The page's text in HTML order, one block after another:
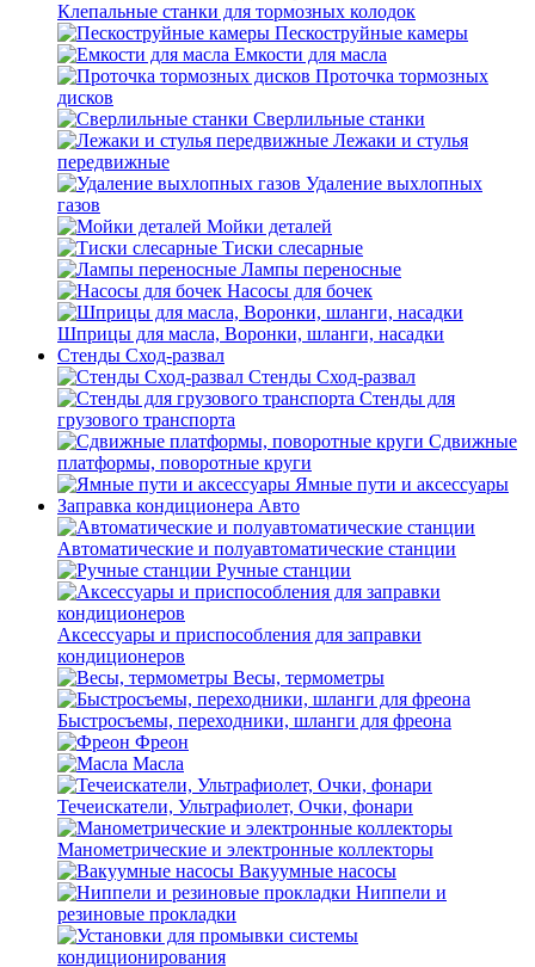
Клепальные станки для тормозных колодок
Пескоструйные камеры
Емкости для масла
Проточка тормозных
дисков
Сверлильные станки
Лежаки и стулья
передвижные
Удаление выхлопных
газов
Мойки деталей
Тиски слесарные
Лампы переносные
Насосы для бочек
Шприцы для масла, Воронки, шланги, насадки
Стенды Сход-развал
Стенды Сход-развал
Стенды для
грузового транспорта
Сдвижные
платформы, поворотные круги
Ямные пути и аксессуары
Заправка кондиционера Авто
Автоматические и полуавтоматические станции
Ручные станции
Аксессуары и приспособления для заправки
кондиционеров
Весы, термометры
Быстросъемы, переходники, шланги для фреона
Фреон
Масла
Течеискатели, Ультрафиолет, Очки, фонари
Манометрические и электронные коллекторы
Вакуумные насосы
Ниппели и
резиновые прокладки